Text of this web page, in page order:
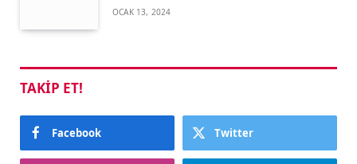
OCAK 13, 2024
TAKIP ET!
Facebook Twitter